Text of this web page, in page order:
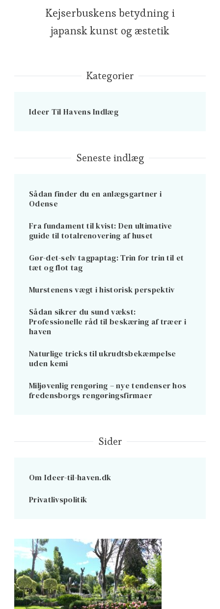
Kejserbuskens betydning i
japansk kunst og æstetik
Kategorier
Ideer Til Havens Indlæg
Seneste indlæg
Sådan finder du en anlægsgartner i
Odense
Fra fundament til kvist: Den ultimative
guide til totalrenovering af huset
Gør-det-selv tagpaptag: Trin for trin til et
tæt og flot tag
Murstenens vægt i historisk perspektiv
Sådan sikrer du sund vækst:
Professionelle råd til beskæring af træer i
haven
Naturlige tricks til ukrudtsbekæmpelse
uden kemi
Miljøvenlig rengøring – nye tendenser hos
fredensborgs rengøringsfirmaer
Sider
Om Ideer-til-haven.dk
Privatlivspolitik